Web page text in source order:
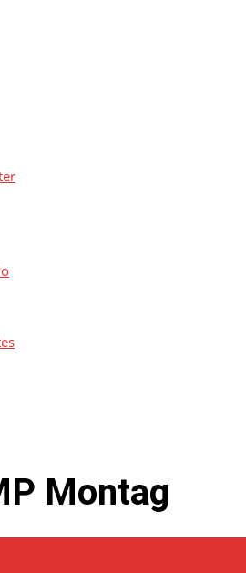
Montag